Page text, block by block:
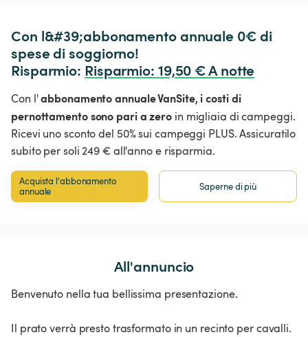
Con l&#39;abbonamento annuale 0€ di
spese di soggiorno!
Risparmio: Risparmio: 19,50 € A notte
Con l'abbonamento annuale VanSite, i costi di
pernottamento sono pari a zero in migliaia di campeggi.
Ricevi uno sconto del 50% sui campeggi PLUS. Assicuratilo
subito per soli 249 € all'anno e risparmia.
Acquista l'abbonamento
annuale
Saperne di più
All'annuncio
Benvenuto nella tua bellissima presentazione.
Il prato verrà presto trasformato in un recinto per cavalli.